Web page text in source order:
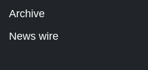
Archive
News wire